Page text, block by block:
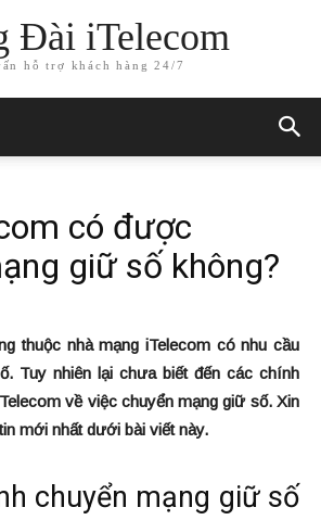
Đài iTelecom
hỗ trợ khách hàng 24/7
có được
giữ số không?
thuộc nhà mạng iTelecom có nhu cầu
Tuy nhiên lại chưa biết đến các chính
về việc chuyển mạng giữ số. Xin
mới nhất dưới bài viết này.
chuyển mạng giữ số